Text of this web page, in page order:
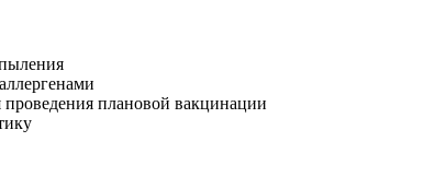
плановой вакцинации